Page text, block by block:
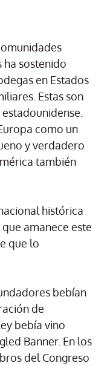
ha sostenido
en Estados
Estas son
como un
y verdadero
también
histórica
amanece este
que lo
bebían
de
bebía vino
Banner. En los
del Congreso